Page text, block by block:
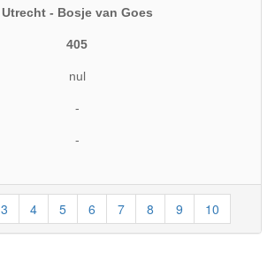
Utrecht - Bosje van Goes
405
nul
-
-
3 4 5 6 7 8 9
10